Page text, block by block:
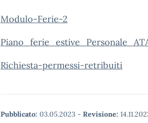
Modulo-Ferie-2
Richiesta-permessi-retribuiti
Pubblicato: 03.05.2023 - Revisione: